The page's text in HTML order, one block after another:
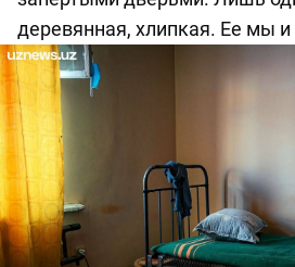
деревянная, хлипкая. Ее мы